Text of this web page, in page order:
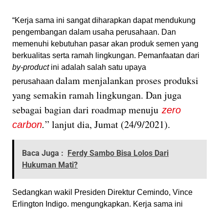
“Kerja sama ini sangat diharapkan dapat mendukung
pengembangan dalam usaha perusahaan. Dan
memenuhi kebutuhan pasar akan produk semen yang
berkualitas serta ramah lingkungan. Pemanfaatan dari
by-product ini adalah salah satu upaya
perusahaan dalam menjalankan proses produksi
yang semakin ramah lingkungan. Dan juga
sebagai bagian dari roadmap menuju zero
carbon.” lanjut dia, Jumat (24/9/2021).
Baca Juga : Ferdy Sambo Bisa Lolos Dari
Hukuman Mati?
Sedangkan wakil Presiden Direktur Cemindo, Vince
Erlington Indigo. mengungkapkan. Kerja sama ini